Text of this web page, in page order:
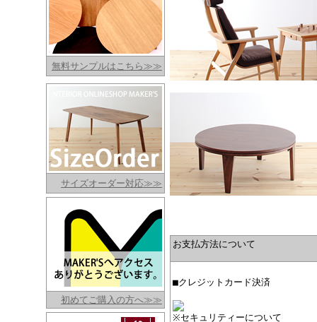
無料サンプルはこちら≫≫
サイズオーダー対応≫≫
初めてご購入の方へ≫≫
お支払方法について
■クレジットカード決済
※セキュリティーについて